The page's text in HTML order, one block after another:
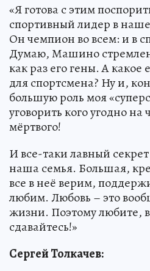
«Я готова с этим
спортивный лидер в
Он чемпион во всем: и в
Думаю, Машино
как раз его гены. А какое
для спортсмена? Ну и,
большую роль моя
уговорить кого угодно
мёртвого!
И все-таки лавный
наша семья. Большая,
все в неё верим,
любим. Любовь – это
жизни. Поэтому любите,
сдавайтесь!»
Сергей Толкачев: